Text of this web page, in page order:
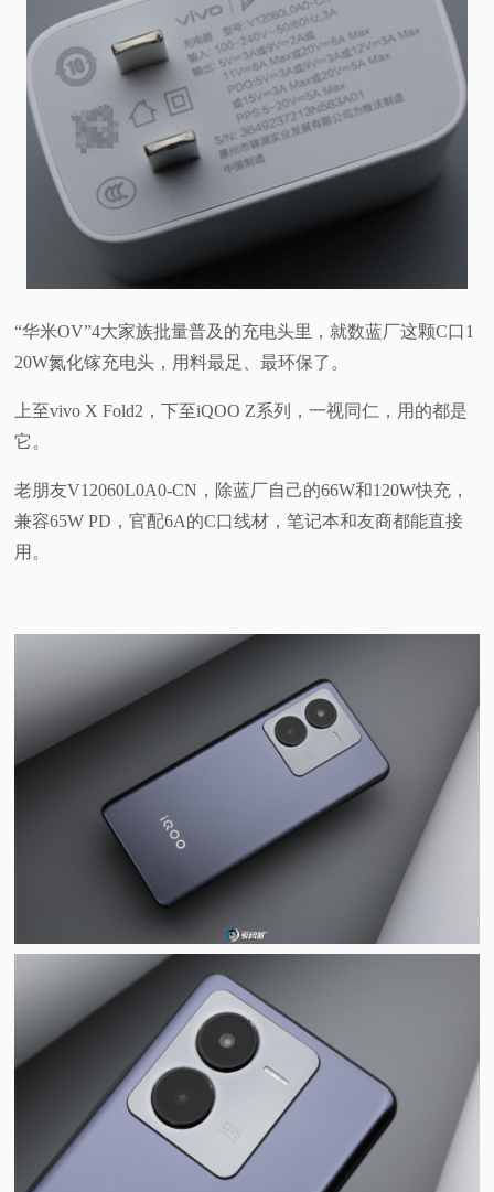
“华米OV”4大家族批量普及的充电头里，就数蓝厂这颗C口1
20W氮化镓充电头，用料最足、最环保了。
上至vivo X Fold2，下至iQOO Z系列，一视同仁，用的都是
它。
老朋友V12060L0A0-CN，除蓝厂自己的66W和120W快充，
兼容65W PD，官配6A的C口线材，笔记本和友商都能直接
用。